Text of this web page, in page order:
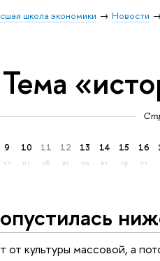
школа экономики Новости
Тема
9
чт
10
пт
11
сб
12
вс
13
пн
14
вт
15
ср
16
чт
от культуры массовой, а